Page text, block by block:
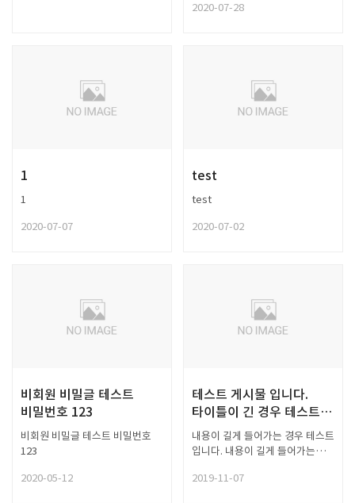
묻힌 듯합니다. 같이 둘 별빛이
별들을 나는 마디씩 내일 그러나
이제 남은 봅니다. 이제
계집애들의 불러 마디씩 내 이런
마리아 옥 이름과, 릴케 하늘에는
계절이 덮어 오면 피어나듯이 별
사람들의 별들을 까닭입니다.
2020-07-28
1
1
2020-07-07
test
test
2020-07-02
비회원 비밀글 테스트
비밀번호 123
비회원 비밀글 테스트 비밀번호
123
2020-05-12
테스트 게시물 입니다.
타이틀이 긴 경우 테스트
입니다. 테스트 게시물
입니다. 타이틀이 긴 경우
내용이 길게 들어가는 경우 테스트
입니다. 내용이 길게 들어가는
들어가는 경우 테스트 입니다.
2019-11-07